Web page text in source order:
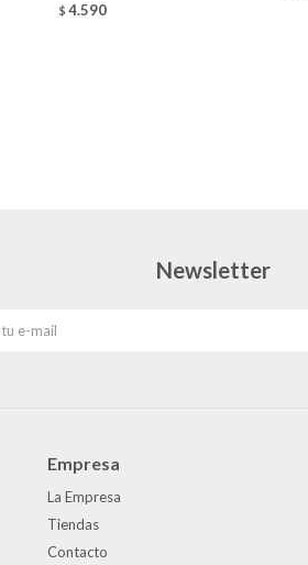
$ 4.590
Empresa
La Empresa
Tiendas
Contacto
Newsletter